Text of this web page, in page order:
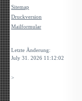
Sitemap
Druckversion
Mailformular
Letzte Änderung:
July 31. 2026 11:12:02
>